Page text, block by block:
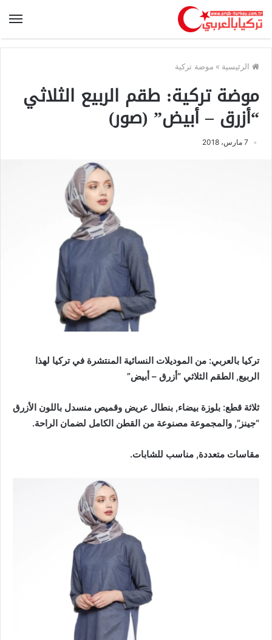
الرئيسية » موضة تركية
موضة تركية: طقم الربيع الثلاثي
“أزرق – أبيض” (صور)
7 مارس، 2018
تركيا بالعربي: من الموديلات النسائية المنتشرة في تركيا لهذا
الربيع, الطقم الثلاثي “أزرق – أبيض”
ثلاثة قطع: بلوزة بيضاء, بنطال عريض وقميص منسدل باللون الأزرق
“جينز”, والمجموعة مصنوعة من القطن الكامل لضمان الراحة.
مقاسات متعددة, مناسب للشابات.